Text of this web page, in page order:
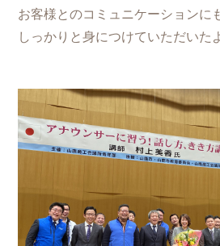
お客様とのコミュニケーションに
しっかりと身につけていただいた